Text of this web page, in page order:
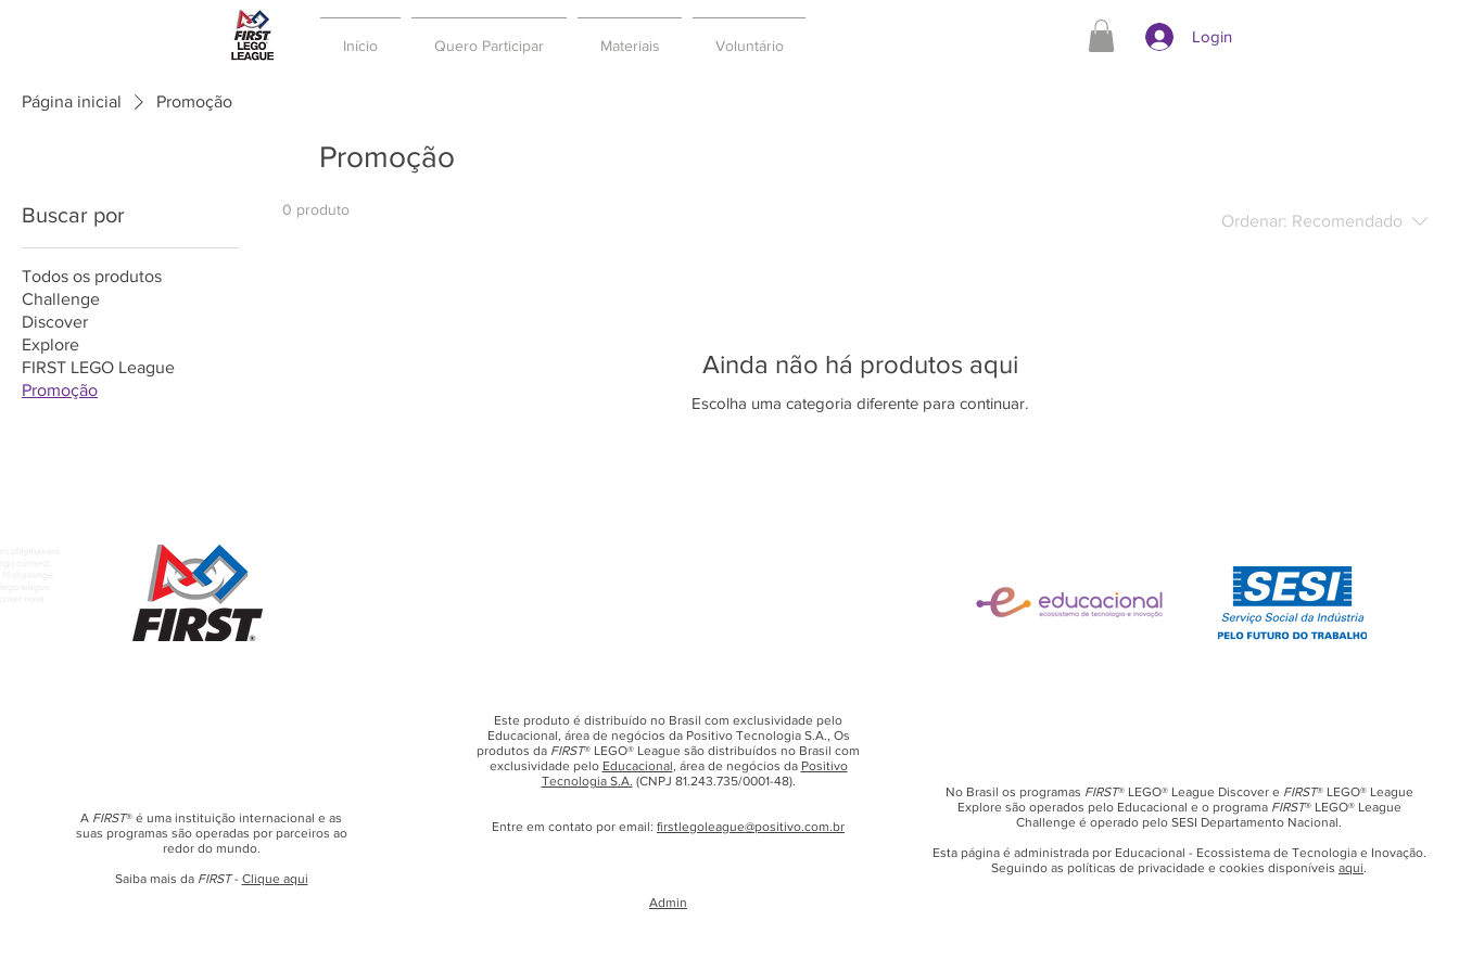
Início Quero Participar Materiais Voluntário Login
Página inicial Promoção
Promoção
Buscar por
Todos os produtos
Challenge
Discover
Explore
FIRST LEGO League
Promoção
0 produto
Ordenar: Recomendado
Ainda não há produtos aqui
Escolha uma categoria diferente para continuar.
A FIRST® é uma instituição internacional e as
suas programas são operadas por parceiros ao
redor do mundo.
Saiba mais da FIRST- Clique aqui
Este produto é distribuído no Brasil com exclusividade pelo
Educacional, área de negócios da Positivo Tecnologia S.A., Os
produtos da FIRST® LEGO® League são distribuídos no Brasil com
exclusividade pelo Educacional, área de negócios da Positivo
Tecnologia S.A. (CNPJ 81.243.735/0001-48).
Entre em contato por email: firstlegoleague@positivo.com.br
Admin
No Brasil os programas FIRST® LEGO® League Discover e FIRST® LEGO® League
Explore são operados pelo Educacional e o programa FIRST® LEGO® League
Challenge é operado pelo SESI Departamento Nacional.
Esta página é administrada por Educacional - Ecossistema de Tecnologia e Inovação.
Seguindo as políticas de privacidade e cookies disponíveis aqui.